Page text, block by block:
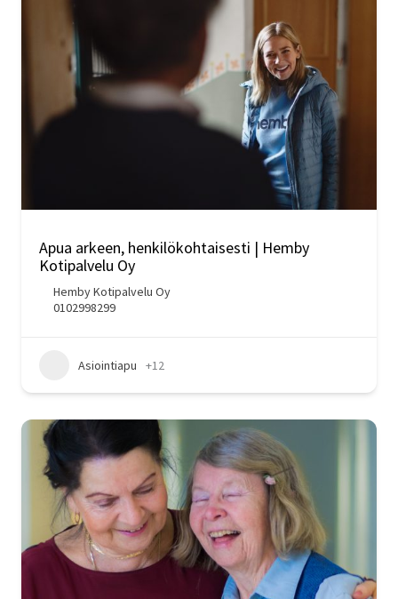
Apua arkeen, henkilökohtaisesti | Hemby
Kotipalvelu Oy
Hemby Kotipalvelu Oy
0102998299
Asiointiapu +12